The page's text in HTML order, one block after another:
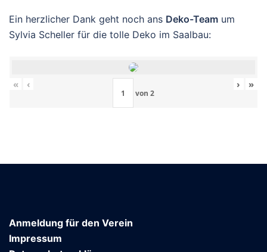
Ein herzlicher Dank geht noch ans Deko-Team um
Sylvia Scheller für die tolle Deko im Saalbau:
« ‹
von 2
› »
Anmeldung für den Verein
Impressum